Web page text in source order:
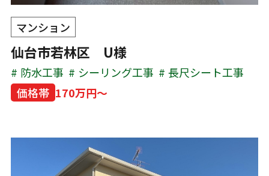
マンション
仙台市若林区 U様
防水工事 シーリング工事
長尺シート工事
価格帯 170万円～